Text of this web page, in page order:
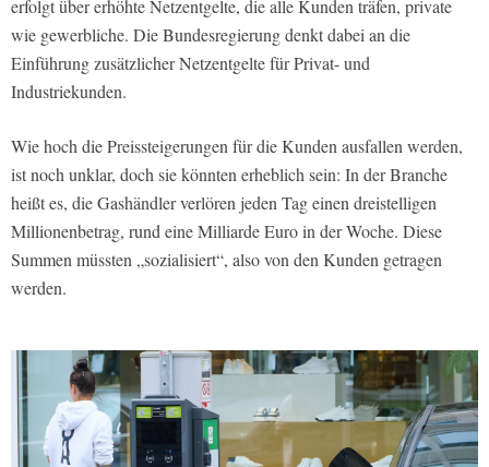
erfolgt über erhöhte Netzentgelte, die alle Kunden träfen, private
wie gewerbliche. Die Bundesregierung denkt dabei an die
Einführung zusätzlicher Netzentgelte für Privat- und
Industriekunden.
Wie hoch die Preissteigerungen für die Kunden ausfallen werden,
ist noch unklar, doch sie könnten erheblich sein: In der Branche
heißt es, die Gashändler verlören jeden Tag einen dreistelligen
Millionenbetrag, rund eine Milliarde Euro in der Woche. Diese
Summen müssten „sozialisiert“, also von den Kunden getragen
werden.